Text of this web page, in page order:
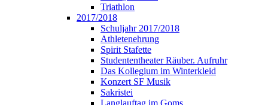
Triathlon
2017/2018
Schuljahr 2017/2018
Athletenehrung
Spirit Stafette
Studententheater Räuber. Aufruhr
Das Kollegium im Winterkleid
Konzert SF Musik
Sakristei
Langlauftag im Goms